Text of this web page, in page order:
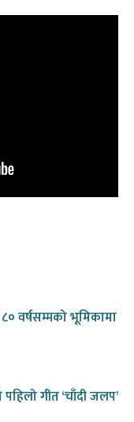
वर्षसम्मको भूमिकामा
गीत ‘चाँदी जलप’